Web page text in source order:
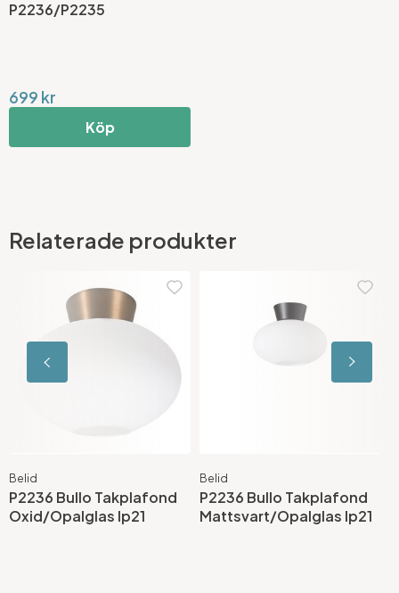
P2236/P2235
699 kr
Köp
Relaterade produkter
Belid
P2236 Bullo Takplafond
Oxid/Opalglas Ip21
Belid
P2236 Bullo Takplafond
Mattsvart/Opalglas Ip21